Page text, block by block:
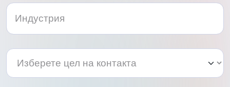
Изберете
цел
на
Изберете
цел